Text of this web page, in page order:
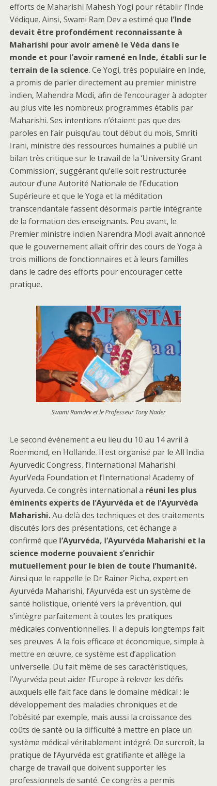
efforts de Maharishi Mahesh Yogi pour rétablir l’Inde
Védique. Ainsi, Swami Ram Dev a estimé que l’Inde
devait être profondément reconnaissante à
Maharishi pour avoir amené le Véda dans le
monde et pour l’avoir ramené en Inde, établi sur le
terrain de la science. Ce Yogi, très populaire en Inde,
a promis de parler directement au premier ministre
indien, Mahendra Modi, afin de l’encourager à adopter
au plus vite les nombreux programmes établis par
Maharishi. Ses intentions n’étaient pas que des
paroles en l’air puisqu’au tout début du mois, Smriti
Irani, ministre des ressources humaines a publié un
bilan très critique sur le travail de la ‘University Grant
Commission’, suggérant qu’elle soit restructurée
autour d’une Autorité Nationale de l’Education
Supérieure et que le Yoga et la méditation
transcendantale fassent désormais partie intégrante
de la formation des enseignants. Peu avant, le
Premier ministre indien Narendra Modi avait annoncé
que le gouvernement allait offrir des cours de Yoga à
trois millions de fonctionnaires et à leurs familles
dans le cadre des efforts pour encourager cette
pratique.
Swami Ramdev et le Professeur Tony Nader
Le second évènement a eu lieu du 10 au 14 avril à
Roermond, en Hollande. Il est organisé par le All India
Ayurvedic Congress, l’International Maharishi
AyurVeda Foundation et l’International Academy of
Ayurveda. Ce congrès international a réuni les plus
éminents experts de l’Ayurvéda et de l’Ayurvéda
Maharishi.Au-delà des techniques et des traitements
discutés lors des présentations, cet échange a
confirmé que l’Ayurvéda, l’Ayurvéda Maharishi et la
science moderne pouvaient s’enrichir
mutuellement pour le bien de toute l’humanité.
Ainsi que le rappelle le Dr Rainer Picha, expert en
Ayurvéda Maharishi, l’Ayurvéda est un système de
santé holistique, orienté vers la prévention, qui
s’intègre parfaitement à toutes les pratiques
médicales conventionnelles. Il a depuis longtemps fait
ses preuves. A la fois efficace et économique, simple à
mettre en œuvre, ce système est d’application
universelle. Du fait même de ses caractéristiques,
l’Ayurvéda peut aider l’Europe à relever les défis
auxquels elle fait face dans le domaine médical : le
développement des maladies chroniques et de
l’obésité par exemple, mais aussi la croissance des
coûts de santé ou la difficulté à mettre en place un
système médical véritablement intégré. De surcroît, la
pratique de l’Ayurvéda est gratifiante et allège la
charge de travail que doivent supporter les
professionnels de santé. Ce congrès a permis